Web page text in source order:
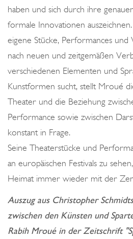
haben und sich durch ihre
formale Innovationen
eigene Stücke, Performances
nach neuen und zeitgemäßen
verschiedenen Elementen und
Kunstformen sucht, stellt Mroué
Theater und die Beziehung
Performance sowie zwischen
konstant in Frage.
Seine Theaterstücke und
an europäischen Festivals zu
Heimat immer wieder mit der
Auszug aus Christopher
zwischen den Künsten und
Rabih Mroué in der Zeitschrift